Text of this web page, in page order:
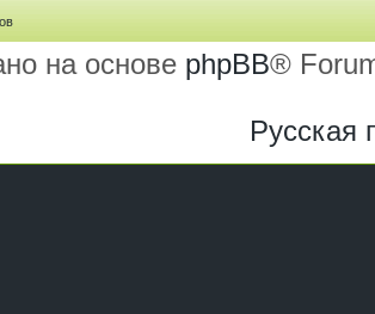
на основе phpBB®
Русская